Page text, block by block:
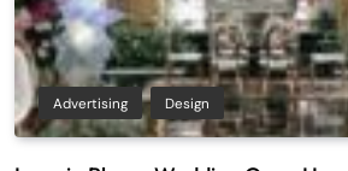
Advertising Design